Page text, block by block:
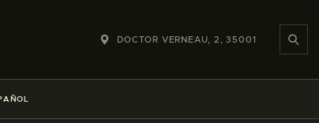
DOCTOR VERNEAU, 2, 35001